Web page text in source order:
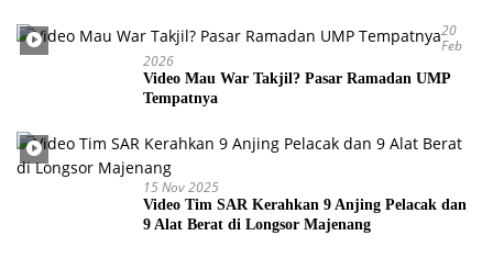
20
Feb
2026
Video Mau War Takjil? Pasar Ramadan UMP
Tempatnya
15 Nov 2025
Video Tim SAR Kerahkan 9 Anjing Pelacak dan
9 Alat Berat di Longsor Majenang